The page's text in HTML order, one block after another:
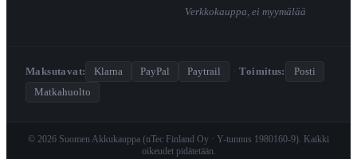
Verkkokauppa, ei myymälää
Maksutavat: Klarna PayPal Paytrail · Toimitus:
Posti
Matkahuolto
© 2026 Suomen Akkukauppa (nTec Finland Oy · Y-tunnus 1980160-9). Kaikki
oikeudet pidätetään.